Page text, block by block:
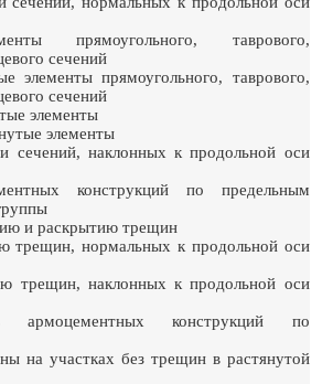
прямоугольного, таврового,
сечений
элементы прямоугольного, таврового,
сечений
элементы
элементы
сечений, наклонных к продольной оси
конструкций по предельным
и раскрытию трещин
трещин, нормальных к продольной оси
трещин, наклонных к продольной оси
армоцементных конструкций по
на участках без трещин в растянутой